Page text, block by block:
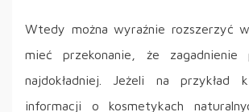
Wtedy można wyraźnie rozszerzyć
mieć przekonanie, że
najdokładniej. Jeżeli na przykład
informacji o kosmetykach